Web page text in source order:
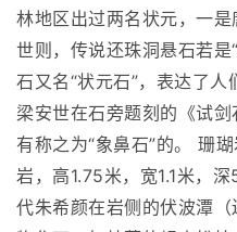
林地区出过两名状元，一
世则，传说还珠洞悬石若是
石又名“状元石”，表达了
梁安世在石旁题刻的《试
有称之为“象鼻石”的。 珊
岩，高1.75米，宽1.1米，
代朱希颜在岩侧的伏波潭